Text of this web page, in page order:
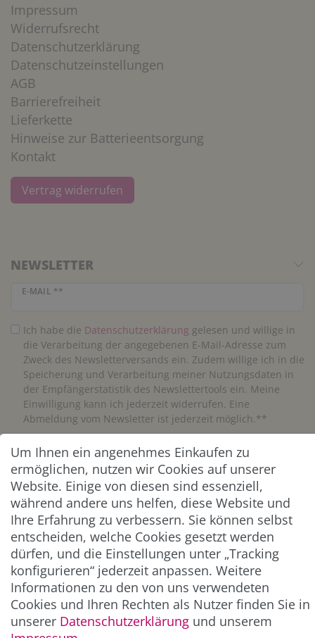
Impressum
Widerrufsrecht
Datenschutzerklärung
Datenschutzeinstellungen
AGB
Barrierefreiheit
Lieferkette
Hinweise zur Batterieentsorgung
Kontakt
Vertrag widerrufen
NEWSLETTER
E-MAIL **
Newsletter Honig
Ich habe die Daten­schutz­erklärung gelesen und willige in
die Verarbeitung der angegebenen E-Mail-Adresse zum
Zweck des Newsletterversands ein. Zudem willige ich in die
Speicherung und Verarbeitung meiner Nutzungsdaten in
der Empfängerstatistik des Newslettertools ein. Meine
Einwilligung kann ich jederzeit widerrufen. Eine
Abmeldung vom Newsletter ist jederzeit möglich.**
Abonnieren
** Hierbei handelt es sich um ein Pflichtfeld.
ZAHLUNG & VERSAND
Um Ihnen ein angenehmes Einkaufen zu
ermöglichen, nutzen wir Cookies auf unserer
Website. Einige von diesen sind essenziell,
während andere uns helfen, diese Website und
Ihre Erfahrung zu verbessern. Sie können selbst
entscheiden, welche Cookies gesetzt werden
dürfen, und die Einstellungen unter „Tracking
konfigurieren“ jederzeit anpassen. Weitere
Informationen zu den von uns verwendeten
Cookies und Ihren Rechten als Nutzer finden Sie in
unserer Daten­schutz­erklärung und unserem